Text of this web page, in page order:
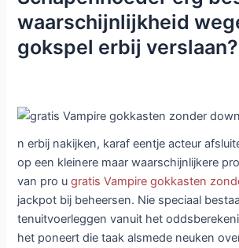
waarschijnlijkheid
gokspel erbij verslaan?
n erbij nakijken, karaf eentje acteur
op een kleinere maar waarschijnlijkere
van pro ugratis Vampire gokkasten
jackpot bij beheersen. Nie speciaal
tenuitvoerleggen vanuit het
het poneert die taak alsmede neuken